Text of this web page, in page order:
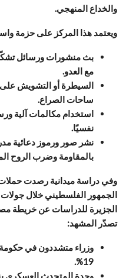
والخداع المنهجي.
ويعتمد هذا المركز على حزمة
بث منشورات ورسائل
مع العدو.
السيطرة أو التشويش على
ساحات الصراع.
استخدام مكالمات آلية
نفسيًا.
نشر صور ورموز دعائية
بالمقاومة وضرب الروح
وفي دراسة ميدانية رصدت حملات
الجمهور الفلسطيني خلال
الجزيرة للدراسات عن خريطة
تصدّر المشهد:
وزراء متشددون في حكومة
19%.
وحدة المتحدث العسكري